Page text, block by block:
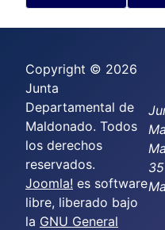
Copyright © 2026
Junta
Departamental de
Maldonado. Todos
los derechos
reservados.
Joomla! es software
libre, liberado bajo
la GNU General